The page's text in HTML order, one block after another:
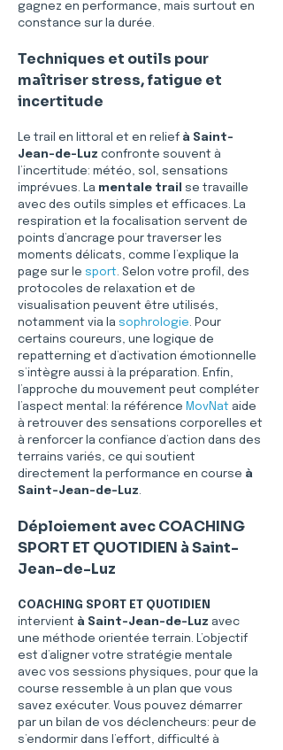
gagnez en performance, mais surtout en
constance sur la durée.
Techniques et outils pour
maîtriser stress, fatigue et
incertitude
Le trail en littoral et en relief à Saint-
Jean-de-Luz confronte souvent à
l’incertitude: météo, sol, sensations
imprévues. La mentale trail
se travaille
avec des outils simples et efficaces. La
respiration et la focalisation servent de
points d’ancrage pour traverser les
moments délicats, comme l’explique la
page sur le sport. Selon votre profil, des
protocoles de relaxation et de
visualisation peuvent être utilisés,
notamment via la sophrologie. Pour
certains coureurs, une logique de
repatterning et d’activation émotionnelle
s’intègre aussi à la préparation. Enfin,
l’approche du mouvement peut compléter
l’aspect mental: la référence MovNat aide
à retrouver des sensations corporelles et
à renforcer la confiance d’action dans des
terrains variés, ce qui soutient
directement la performance en course à
Saint-Jean-de-Luz.
Déploiement avec COACHING
SPORT ET QUOTIDIEN à Saint-
Jean-de-Luz
COACHING SPORT ET QUOTIDIEN
intervient à Saint-Jean-de-Luz avec
une méthode orientée terrain. L’objectif
est d’aligner votre stratégie mentale
avec vos sessions physiques, pour que la
course ressemble à un plan que vous
savez exécuter. Vous pouvez démarrer
par un bilan de vos déclencheurs: peur de
s’endormir dans l’effort, difficulté à